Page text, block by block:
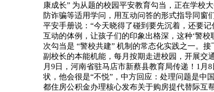
康成长” 为从题的校园平安教育勾当，正在学校
防诈骗等适用学问，用互动问答的形式指导同窗
平安手册说：“今天晓得了碰到要先沉着，还要
互动的体例，让孩子们的印象出格深，这种‘警
次勾当是 “警校共建” 机制的常态化实践之一。
副校长的本能机能，每月按期走进校园，开展交
月9日，河南省驻马店市新蔡县教育局传递！1
状，他会很是“不悦”，中方回应：处理问题是中
都住房公积金办理核心发布关于购房提代替际互